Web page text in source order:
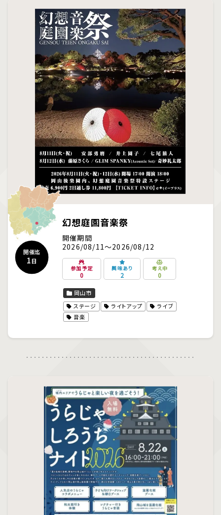
幻想庭園音楽祭
開催迄
1日
開催期間
2026/08/11～2026/08/12
参加予定
0
興味あり
2
考え中
0
岡山市
ステージ
ライトアップ
ライブ
音楽